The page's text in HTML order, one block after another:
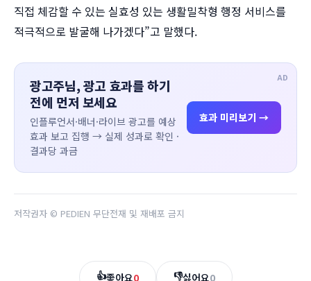
직접 체감할 수 있는 실효성 있는 생활밀착형 행정 서비스를
적극적으로 발굴해 나가겠다”고 말했다.
AD
광고주님, 광고 효과를 하기
전에 먼저 보세요
인플루언서·배너·라이브 광고를 예상
효과 보고 집행 → 실제 성과로 확인 ·
결과당 과금
효과 미리보기 →
저작권자 © PEDIEN 무단전재 및 재배포 금지
👍좋아요0 👎싫어요0